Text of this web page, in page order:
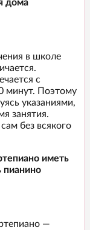
дома
в школе
с
минут. Поэтому
указаниями,
занятия.
без всякого
иметь
пианино
—